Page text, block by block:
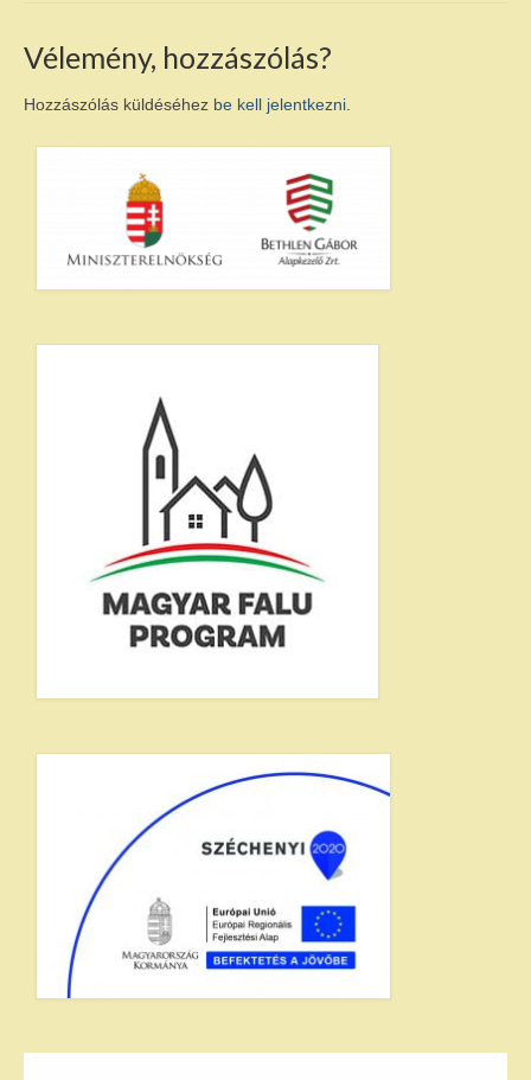
Egyéb intézmények
E-ÖNKORMÁNYZAT
Rendeletek
Letölthető nyomtatványok
Vélemény, hozzászólás?
Hozzászólás küldéséhez be kell jelentkezni